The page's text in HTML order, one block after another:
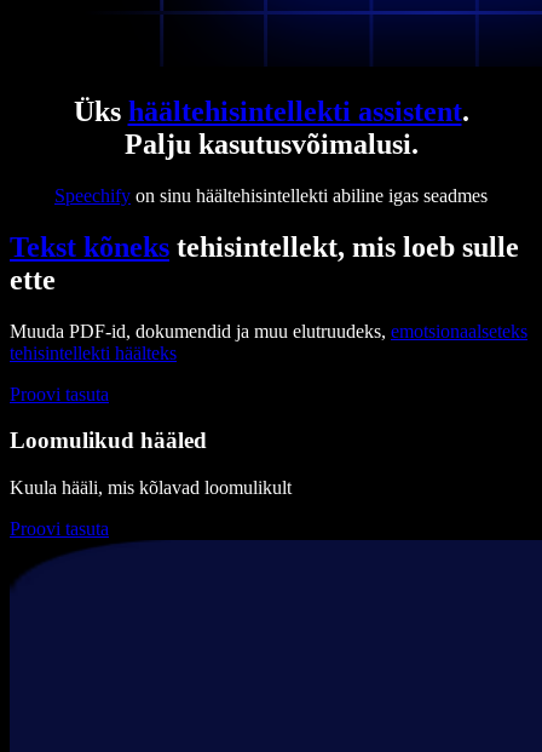
Üks häältehisintellekti assistent.
Palju kasutusvõimalusi.
Speechify on sinu häältehisintellekti abiline igas seadmes
Tekst kõneks tehisintellekt, mis loeb sulle
ette
Muuda PDF-id, dokumendid ja muu elutruudeks, emotsionaalseteks
tehisintellekti häälteks
Proovi tasuta
Loomulikud hääled
Kuula hääli, mis kõlavad loomulikult
Proovi tasuta